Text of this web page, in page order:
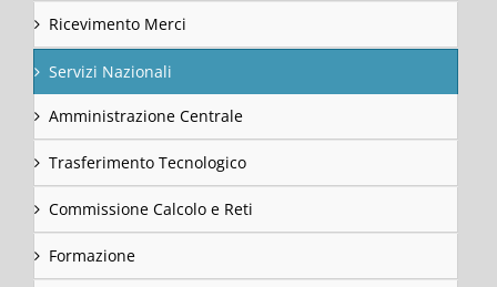
Ricevimento Merci
Servizi Nazionali
Amministrazione Centrale
Trasferimento Tecnologico
Commissione Calcolo e Reti
Formazione